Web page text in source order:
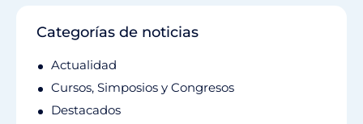
Categorías de noticias
Actualidad
Cursos, Simposios y Congresos
Destacados